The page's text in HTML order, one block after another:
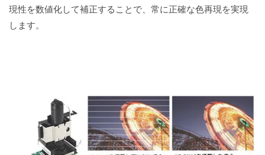
現性を数値化して補正することで、常に正確な色再現を実現
します。